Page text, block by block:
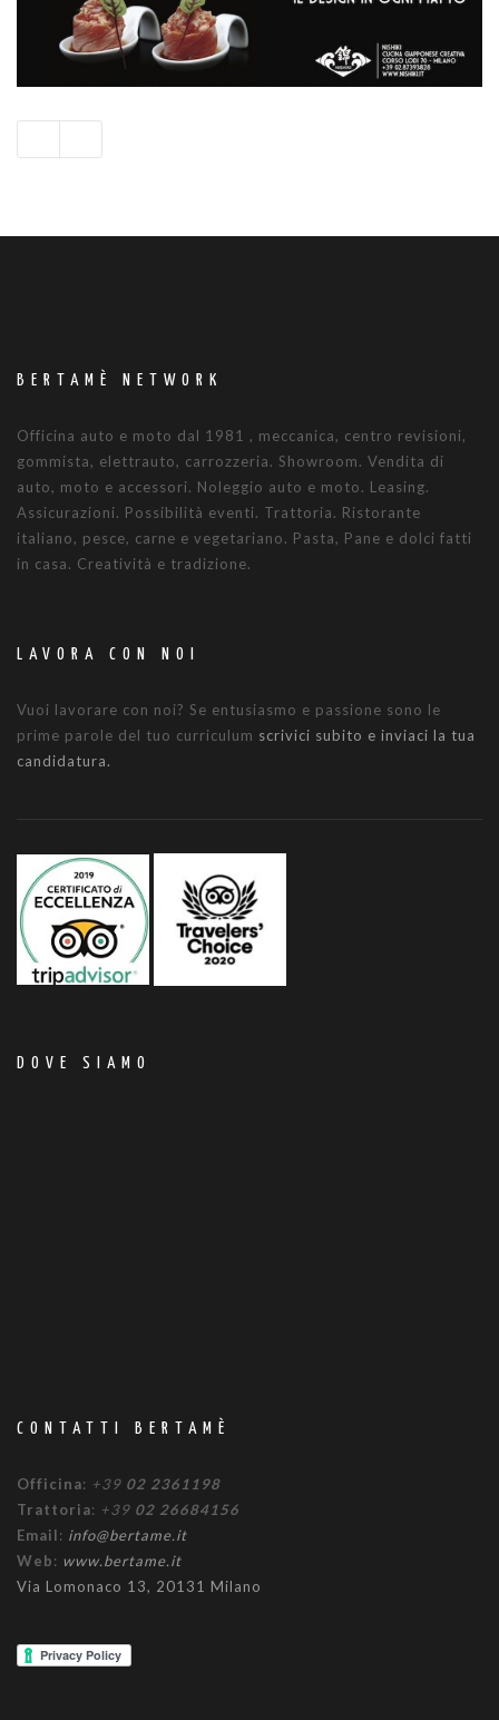
BERTAMÈ NETWORK
Officina auto e moto dal 1981 , meccanica, centro revisioni,
gommista, elettrauto, carrozzeria. Showroom. Vendita di
auto, moto e accessori. Noleggio auto e moto. Leasing.
Assicurazioni. Possibilità eventi. Trattoria. Ristorante
italiano, pesce, carne e vegetariano. Pasta, Pane e dolci fatti
in casa. Creatività e tradizione.
LAVORA CON NOI
Vuoi lavorare con noi? Se entusiasmo e passione sono le
prime parole del tuo curriculum scrivici subito e inviaci la tua
candidatura.
DOVE SIAMO
CONTATTI BERTAMÈ
Officina: +39 02 2361198
Trattoria: +39 02 26684156
Email: info@bertame.it
Web: www.bertame.it
Via Lomonaco 13, 20131 Milano